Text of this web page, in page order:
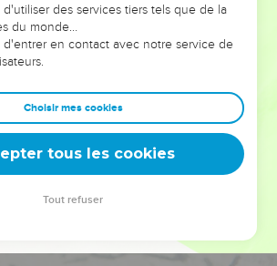
qu'ils ont traversés, alors même que ce
elles qui les ont façonnés.
leaders, entrepreneurs, et responsables
plus de sagesse afin que leurs erreurs
Que vous guidiez un ministère, une
ou une famille, leur expérience est faite
des services tiers tels que de la
du monde…
d'entrer en contact avec notre service de
Choisir mes cookies
tous les cookies
Tout refuser